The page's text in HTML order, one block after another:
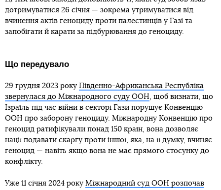
дотримуватися 26 січня — зокрема утримуватися від
вчинення актів геноциду проти палестинців у Газі та
запобігати й карати за підбурювання до геноциду.
Що передувало
29 грудня 2023 року Південно-Африканська Республіка
звернулася до Міжнародного суду ООН, щоб визнати, що
Ізраїль під час війни в секторі Гази порушує Конвенцію
ООН про заборону геноциду. Міжнародну Конвенцію про
геноцид ратифікували понад 150 країн, вона дозволяє
нації подавати скаргу проти іншої, яка, на її думку, вчиняє
геноцид — навіть якщо вона не має прямого стосунку до
конфлікту.
Уже 11 січня 2024 року Міжнародний суд ООН розпочав